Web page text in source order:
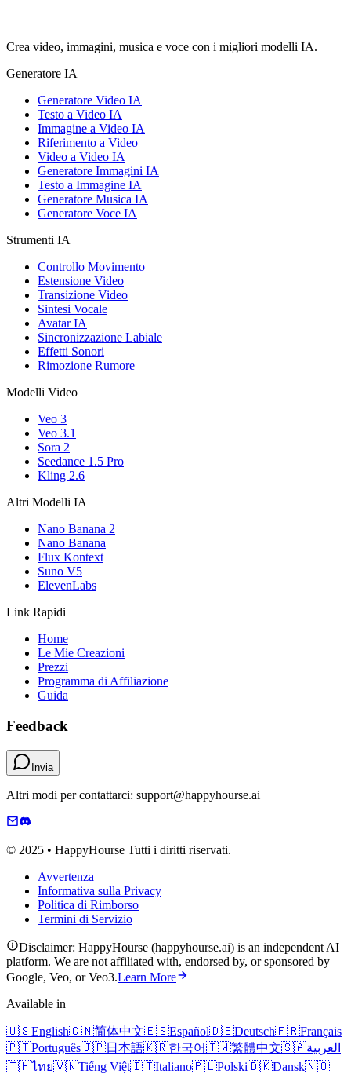
Crea video, immagini, musica e voce con i migliori modelli IA.
Generatore IA
Generatore Video IA
Testo a Video IA
Immagine a Video IA
Riferimento a Video
Video a Video IA
Generatore Immagini IA
Testo a Immagine IA
Generatore Musica IA
Generatore Voce IA
Strumenti IA
Controllo Movimento
Estensione Video
Transizione Video
Sintesi Vocale
Avatar IA
Sincronizzazione Labiale
Effetti Sonori
Rimozione Rumore
Modelli Video
Veo 3
Veo 3.1
Sora 2
Seedance 1.5 Pro
Kling 2.6
Altri Modelli IA
Nano Banana 2
Nano Banana
Flux Kontext
Suno V5
ElevenLabs
Link Rapidi
Home
Le Mie Creazioni
Prezzi
Programma di Affiliazione
Guida
Feedback
Invia
Altri modi per contattarci: support@happyhourse.ai
© 2025 • HappyHourse Tutti i diritti riservati.
Avvertenza
Informativa sulla Privacy
Politica di Rimborso
Termini di Servizio
Disclaimer: HappyHourse (happyhourse.ai) is an independent AI
platform. We are not affiliated with, endorsed by, or sponsored by
Google, Veo, or Veo3.Learn More
Available in
🇺🇸English🇨🇳简体中文🇪🇸Español🇩🇪Deutsch🇫🇷Français
🇵🇹Português🇯🇵日本語🇰🇷한국어🇹🇼繁體中文🇸🇦العربية
🇹🇭ไทย🇻🇳Tiếng Việt🇮🇹Italiano🇵🇱Polski🇩🇰Dansk🇳🇴